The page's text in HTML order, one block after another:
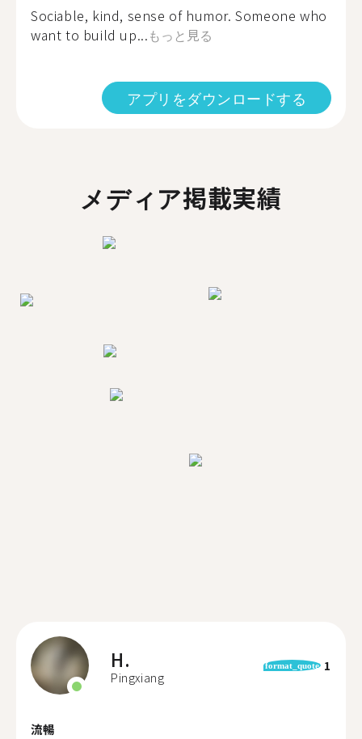
Sociable, kind, sense of humor. Someone who
want to build up...もっと見る
アプリをダウンロードする
メディア掲載実績
H.
Pingxiang
format_quote 1
流暢